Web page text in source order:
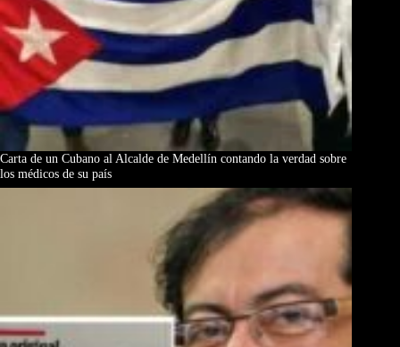
Carta de un Cubano al Alcalde de Medellín contando la verdad sobre
los médicos de su país